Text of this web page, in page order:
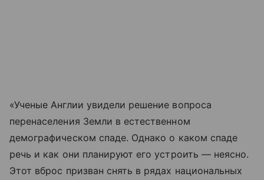
«Ученые Англии увидели решение вопроса
перенаселения Земли в естественном
демографическом спаде. Однако о каком спаде
речь и как они планируют его устроить — неясно.
Этот вброс призван снять в рядах национальных